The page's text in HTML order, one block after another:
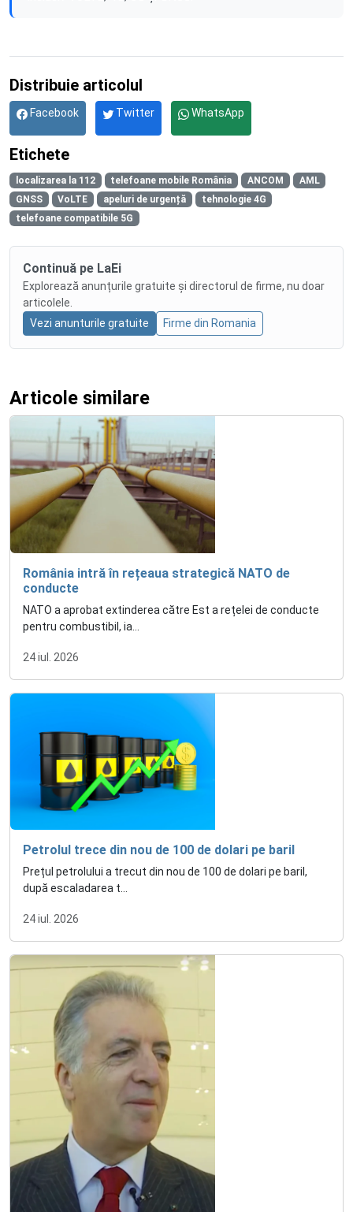
Distribuie articolul
Facebook Twitter WhatsApp
Etichete
localizarea la 112 telefoane mobile România ANCOM
AML
GNSS
VoLTE apeluri de urgență
tehnologie 4G
telefoane compatibile 5G
Continuă pe LaEi
Explorează anunțurile gratuite și directorul de firme, nu doar
articolele.
Vezi anunturile gratuite
Firme din Romania
Articole similare
România intră în rețeaua strategică NATO de
conducte
NATO a aprobat extinderea către Est a rețelei de conducte
pentru combustibil, ia...
24 iul. 2026
Petrolul trece din nou de 100 de dolari pe baril
Prețul petrolului a trecut din nou de 100 de dolari pe baril,
după escaladarea t...
24 iul. 2026